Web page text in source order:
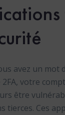
avez un mot
2FA, votre
être
tierces. Ces